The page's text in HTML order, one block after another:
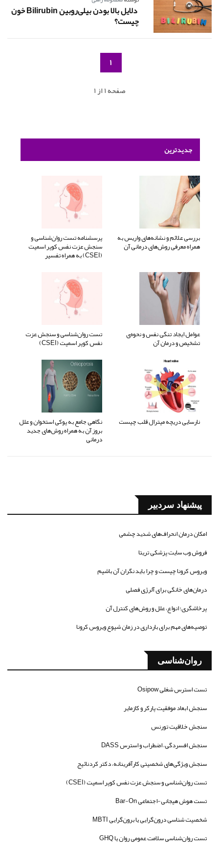
دلایل بالا بودن بیلی‌روبین Bilirubin خون
چیست؟
1
صفحه 1 از 1
جدیدترین
بررسی علائم و نشانه‌های واریس به
همراه معرفی روش‌های درمانی آن
پرسشنامه تست روان‌شناسی و
سنجش عزت نفس کوپر اسمیت
(CSEI) به همراه تفسیر
عوامل ایجاد تنگی نفس و نحوه‌ی
تشخیص و درمان آن
تست روان‌شناسی و سنجش عزت
نفس کوپر اسمیت (CSEI)
نارسایی دریچه میترال قلب چیست نگاهی جامع به پوکی استخوان و علل
بروز آن به همراه روش‌های جدید
درمانی
پیشنهاد سردبیر
امکان درمان انحراف‌های شدید چشمی
فروش وب سایت پزشکی تریتا
ویروس کرونا چیست و چرا باید نگران آن باشیم
درمان‌های خانگی برای آلرژی فصلی
پرخاشگری؛ انواع، علل و روش‌های کنترل آن
توصیه‌های مهم برای بارداری در زمان شیوع ویروس کرونا
روان‌شناسی
تست استرس شغلی Osipow
سنجش ابعاد موفقیت پارکر و کازمایر
سنجش خلاقیت تورنس
سنجش افسردگی، اضطراب و استرس DASS
سنجش ویژگی‌های شخصیتی کارآفرینانه، دکتر کردنائیج
تست روان‌شناسی و سنجش عزت نفس کوپر اسمیت (CSEI)
تست هوش هیجانی-اجتماعی Bar-On
شخصیت شناسی درون‌گرایی یا برون‌گرایی MBTI
تست روان‌شناسی سلامت عمومی روان یا GHQ